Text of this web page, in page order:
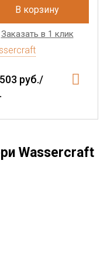
В корзину
Заказать в 1 клик
руб./
Wassercraft